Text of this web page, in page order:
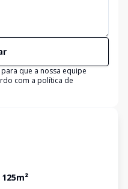
que a nossa equipe
com a política de
125m²